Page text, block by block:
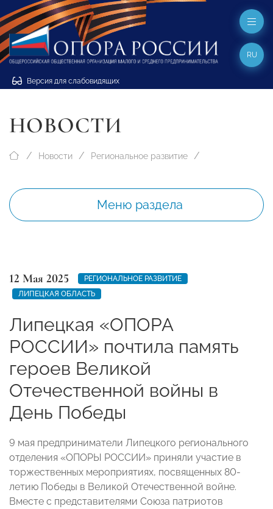
Версия для слабовидящих
RU
НОВОСТИ
Новости Региональное развитие
Меню раздела
12 Мая 2025
РЕГИОНАЛЬНОЕ РАЗВИТИЕ
ЛИПЕЦКАЯ ОБЛАСТЬ
Липецкая «ОПОРА
РОССИИ» почтила память
героев Великой
Отечественной войны в
День Победы
9 мая предприниматели Липецкого регионального
отделения «ОПОРЫ РОССИИ» приняли участие в
торжественных мероприятиях, посвященных 80-
летию Победы в Великой Отечественной войне.
Вместе с представителями Союза патриотов